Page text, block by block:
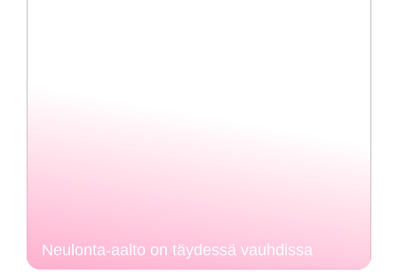
Neulonta-aalto on täydessä vauhdissa